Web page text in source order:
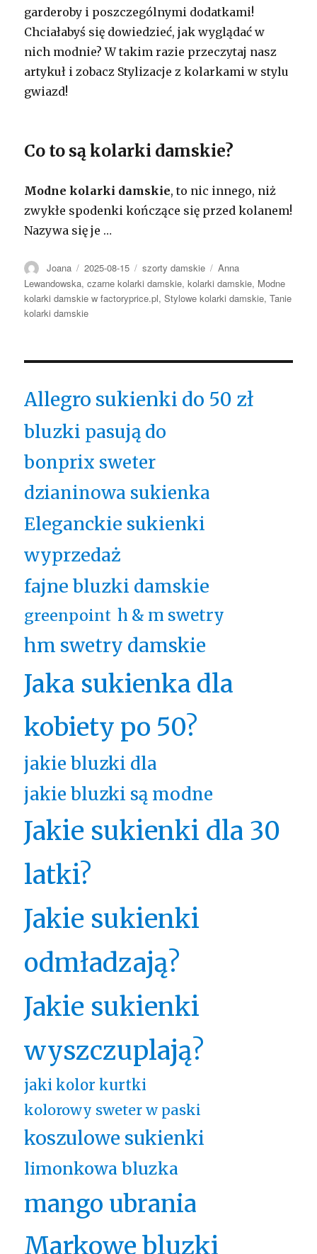
garderoby i poszczególnymi dodatkami!
Chciałabyś się dowiedzieć, jak wyglądać w
nich modnie? W takim razie przeczytaj nasz
artykuł i zobacz Stylizacje z kolarkami w stylu
gwiazd!
Co to są kolarki damskie?
Modne kolarki damskie, to nic innego, niż
zwykłe spodenki kończące się przed kolanem!
Nazywa się je …
Autor
Joana Opublikowano
2025-08-15 Kategorie
szorty damskie Tagi
Anna
Lewandowska,czarne kolarki damskie,kolarki damskie, Modne
kolarki damskie w factoryprice.pl,Stylowe kolarki damskie,Tanie
kolarki damskie
Allegro sukienki do 50 zł
bluzki pasują do
bonprix sweter
dzianinowa sukienka
Eleganckie sukienki
wyprzedaż
fajne bluzki damskie
greenpoint h & m swetry
hm swetry damskie
Jaka sukienka dla
kobiety po 50?
jakie bluzki dla
jakie bluzki są modne
Jakie sukienki dla 30
latki?
Jakie sukienki
odmładzają?
Jakie sukienki
wyszczuplają?
jaki kolor kurtki
kolorowy sweter w paski
koszulowe sukienki
limonkowa bluzka
mango ubrania
Markowe bluzki